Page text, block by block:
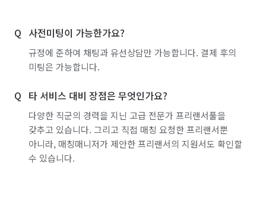
사전미팅이 가능한가요?
규정에 준하여 채팅과 유선상담만 가능합니다. 결제 후의
미팅은 가능합니다.
타 서비스 대비 장점은 무엇인가요?
다양한 직군의 경력을 지닌 고급 전문가 프리랜서풀을
갖추고 있습니다. 그리고 직접 매칭 요청한 프리랜서뿐
아니라, 매칭매니저가 제안한 프리랜서의 지원서도 확인할
수 있습니다.